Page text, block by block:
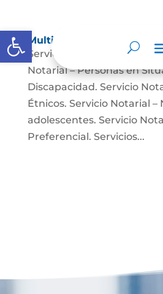
Abrir barra de herramientas
Multimedia
Servicio Notarial –
Notarial – Personas en
Discapacidad. Servicio
Étnicos. Servicio Notarial –
adolescentes. Servicio
Preferencial. Servicios...